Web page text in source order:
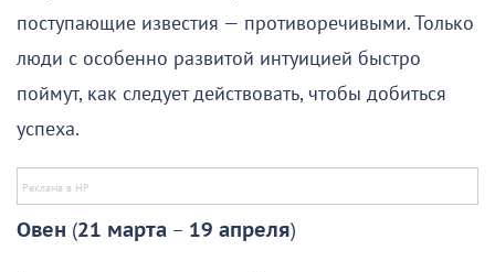
поступающие известия — противоречивыми. Только
люди с особенно развитой интуицией быстро
поймут, как следует действовать, чтобы добиться
успеха.
Овен (21 марта – 19 апреля)